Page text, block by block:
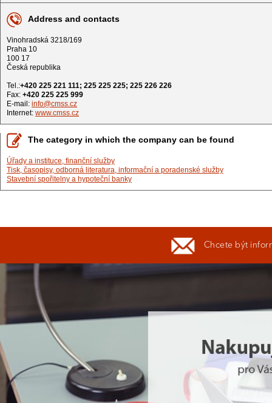
Address and contacts
Vinohradská 3218/169
Praha 10
100 17
Česká republika
Tel.:+420 225 221 111; 225 225 225; 225 226 226
Fax: +420 225 225 999
E-mail: info@cmss.cz
Internet: www.cmss.cz
The category in which the company can be found
Úřady a instituce, finanční služby
Tisk, časopisy, odborná literatura, informační a poradenské služby
Stavební spořitelny a hypoteční banky
Chcete být